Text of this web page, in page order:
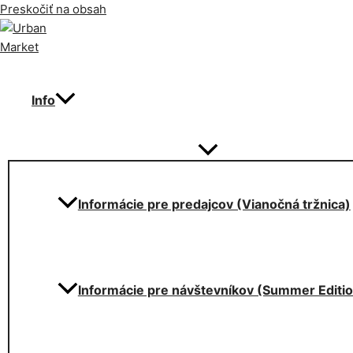
Preskočiť na obsah
Info
Informácie pre predajcov (Vianočná tržnica)
Informácie pre návštevníkov (Summer